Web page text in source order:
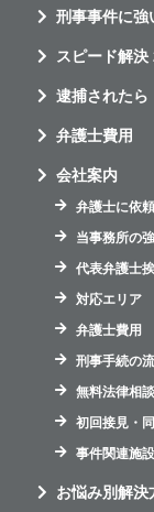
刑事事件に強
スピード解
逮捕されたら
弁護士費用
会社案内
弁護士に依
当事務所の
代表弁護士
対応エリア
弁護士費用
刑事手続の
無料法律相談
初回接見・
事件関連施
お悩み別解決